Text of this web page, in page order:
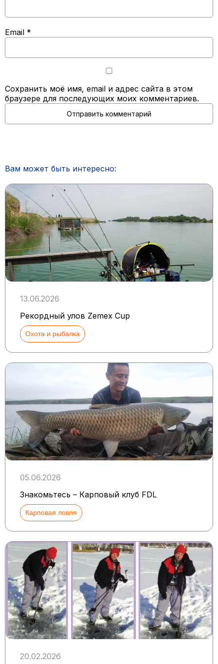
Email *
Сохранить моё имя, email и адрес сайта в этом
браузере для последующих моих комментариев.
Вам может быть интересно:
13.06.2026
Рекордный улов Zemex Cup
Охота и рыбалка
05.06.2026
Знакомьтесь – Карповый клуб FDL
Карповая ловля
20.02.2026